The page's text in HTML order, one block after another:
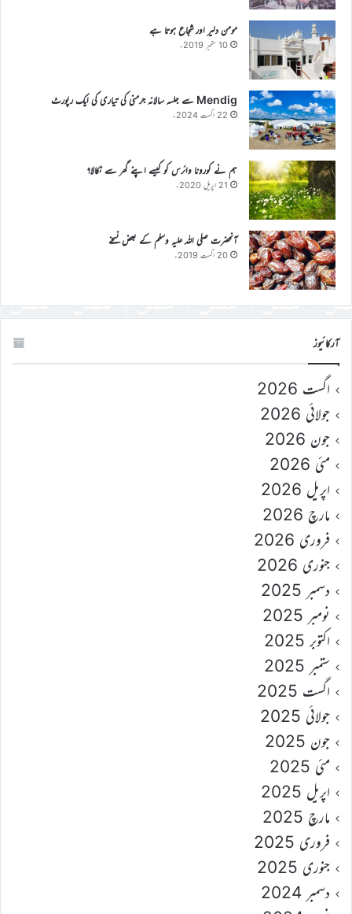
مومن دلیر اور شجاع ہوتا ہے
10 ستمبر 2019ء
Mendig سے جلسہ سالانہ جرمنی کی تیاری کی ایک رپورٹ
22 اگست 2024ء
ہم نے کورونا وائرس کو کیسے اپنے گھر سے نکالا؟
21 اپریل 2020ء
آنحضرت صلی اللہ علیہ وسلم کے بعض نسخے
20 اگست 2019ء
آرکائیوز
اگست 2026
جولائی 2026
جون 2026
مئی 2026
اپریل 2026
مارچ 2026
فروری 2026
جنوری 2026
دسمبر 2025
نومبر 2025
اکتوبر 2025
ستمبر 2025
اگست 2025
جولائی 2025
جون 2025
مئی 2025
اپریل 2025
مارچ 2025
فروری 2025
جنوری 2025
دسمبر 2024